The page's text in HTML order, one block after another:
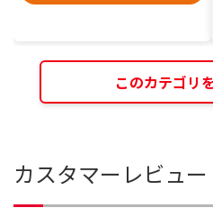
このカテゴリ
カスタマーレビュー